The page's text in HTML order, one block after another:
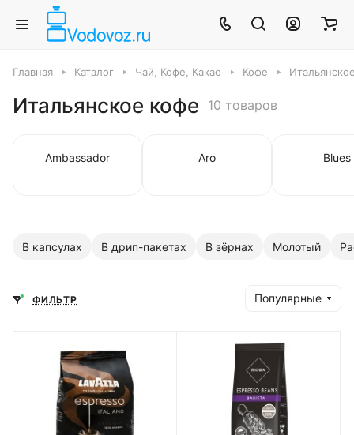
Главная Каталог Чай, Кофе, Какао Кофе
Итальянское кофе 10 товаров
Ambassador Aro Blues
В капсулах В дрип-пакетах В зёрнах Молотый
ФИЛЬТР Популярные